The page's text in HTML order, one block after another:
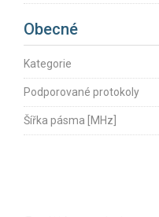
Obecné
Kategorie
Podporované protokoly
Šířka pásma [MHz]